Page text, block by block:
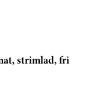
strimlad, fri